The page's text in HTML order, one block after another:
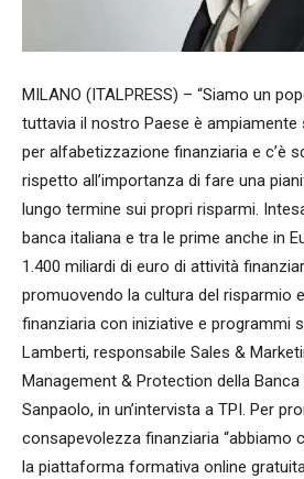
MILANO (ITALPRESS) – “Siamo un
tuttavia il nostro Paese è ampiamente
per alfabetizzazione finanziaria e c’è
rispetto all’importanza di fare una
lungo termine sui propri risparmi.
banca italiana e tra le prime anche in
1.400 miliardi di euro di attività
promuovendo la cultura del risparmio
finanziaria con iniziative e programmi
Lamberti, responsabile Sales &
Management & Protection della
Sanpaolo, in un’intervista a TPI. Per
consapevolezza finanziaria “abbiamo
la piattaforma formativa online